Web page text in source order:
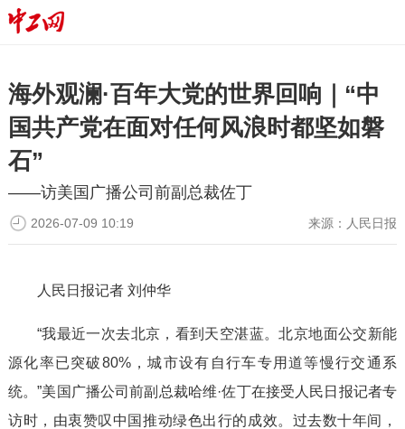
海外观澜·百年大党的世界回响｜“中
国共产党在面对任何风浪时都坚如磐
石”
——访美国广播公司前副总裁佐丁
来源： 人民日报
2026-07-09 10:19
人民日报记者 刘仲华
“我最近一次去北京，看到天空湛蓝。北京地面公交新能
源化率已突破80%，城市设有自行车专用道等慢行交通系
统。”美国广播公司前副总裁哈维·佐丁在接受人民日报记者专
访时，由衷赞叹中国推动绿色出行的成效。过去数十年间，